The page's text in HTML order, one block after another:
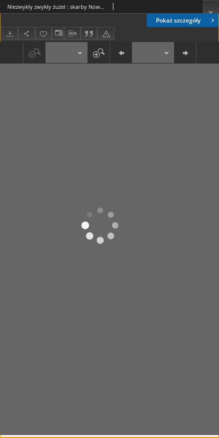
Pokaż szczegóły
Niezwykły zwykły żużel : skarby Nowohuckiego Oddziału Muzeum Archeologicznego (43)